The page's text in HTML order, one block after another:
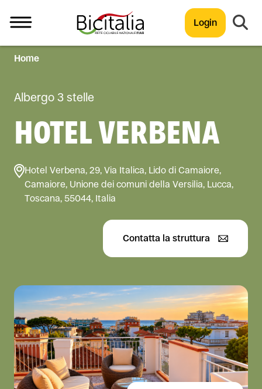
Login
TUTTO
Home
Albergo 3 stelle
HOTEL VERBENA
Hotel Verbena, 29, Via Italica, Lido di Camaiore,
Camaiore, Unione dei comuni della Versilia, Lucca,
Toscana, 55044, Italia
Contatta la struttura